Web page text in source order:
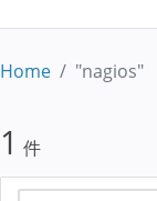
Home "nagios"
1 件